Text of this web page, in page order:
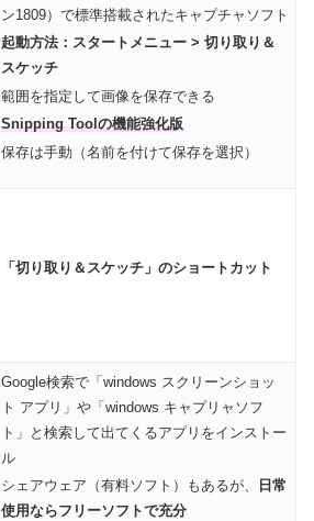
ン1809）で標準搭載されたキャプチャソフト
起動方法：スタートメニュー > 切り取り＆
スケッチ
範囲を指定して画像を保存できる
Snipping Toolの機能強化版
保存は手動（名前を付けて保存を選択）
「切り取り＆スケッチ」のショートカット
Google検索で「windows スクリーンショッ
ト アプリ」や「windows キャプリャソフ
ト」と検索して出てくるアプリをインストー
ル
シェアウェア（有料ソフト）もあるが、
日常
使用ならフリーソフトで充分